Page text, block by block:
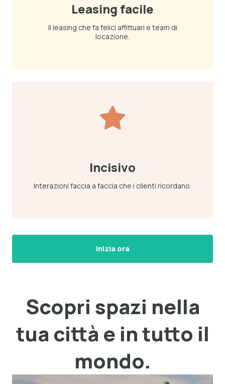
Leasing facile
Il leasing che fa felici affittuari e team di
locazione.
Incisivo
Interazioni faccia a faccia che i clienti ricordano.
Inizia ora
Scopri spazi nella
tua città e in tutto il
mondo.